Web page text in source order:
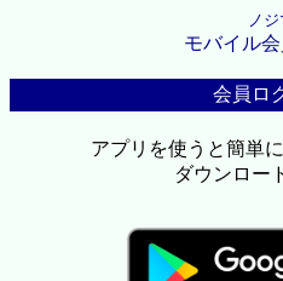
ノジ
モバイル
会員ロ
アプリを使うと簡単
ダウンロー